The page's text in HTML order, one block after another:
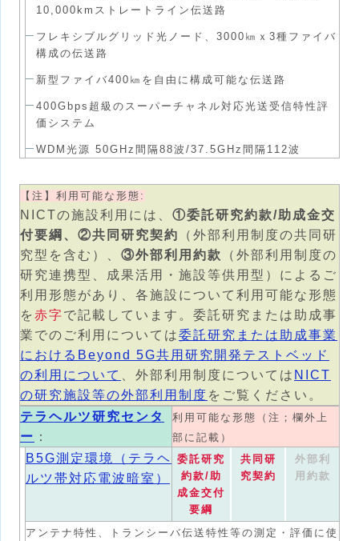
10,000kmストレートライン伝送路
フレキシブルグリッド光ノード、3000㎞ｘ3種ファイバ
構成の伝送路
新型ファイバ400㎞を自由に構成可能な伝送路
400Gbps超級のスーパーチャネル対応光送受信特性評
価システム
WDM光源 50GHz間隔88波/37.5GHz間隔112波
【注】利用可能な形態:
NICTの施設利用には、 ①委託研究約款/助成金交
付要綱、②共同研究契約
（外部利用制度の共同研
究型を含む）、 ③外部利用約款
（外部利用制度の
研究連携型、成果活用・施設等供用型）によるご
利用形態があり、各施設について利用可能な形態
を 赤字で記載しています。委託研究または助成事
業でのご利用については委託研究または助成事業
におけるBeyond 5G共用研究開発テストベッド
の利用について
、外部利用制度については NICT
の研究施設等の外部利用制度 をご覧ください。
テラヘルツ研究センタ
ー ：
利用可能な形態（注；欄外上
部に記載）
B5G測定環境（テラヘ
ルツ帯対応電波暗室）
委託研究
約款/助
成金交付
要綱
共同研
究契約
外部利
用約款
アンテナ特性、トランシーバ伝送特性等の測定・評価に使